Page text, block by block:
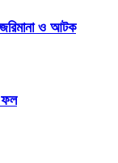
ও আটক
ফল